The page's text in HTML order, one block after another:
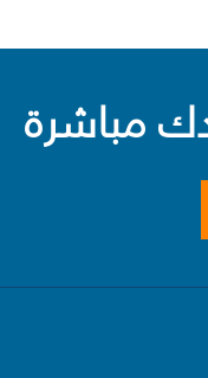
مباشرة